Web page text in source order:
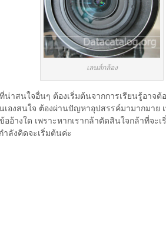
เลนส์กล้อง
าสนใจอื่นๆ ต้องเริ่มต้นจากการเรียนรู้อาจ
งสนใจ ต้องผ่านปัญหาอุปสรรค์มามากมาย
อ้างใด เพราะหากเรากล้าตัดสินใจกล้าที่จะ
ลังคิดจะเริ่มต้นค่ะ